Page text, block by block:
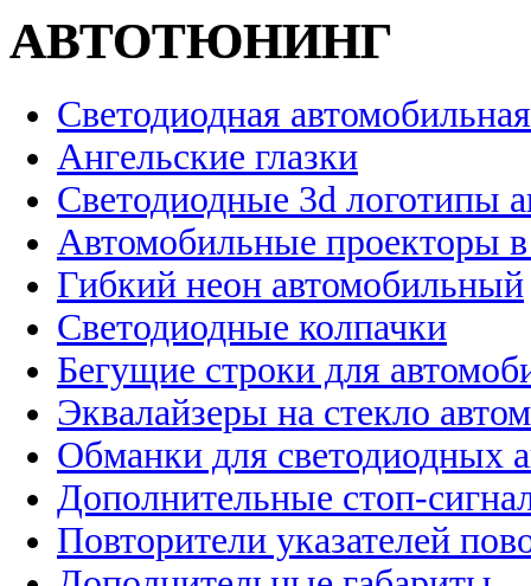
АВТОТЮНИНГ
Светодиодная
Ангельские глазки
Светодиодные 3d логотипы
Автомобильные проекторы
Гибкий неон автомобильный
Светодиодные колпачки
Бегущие строки для
Эквалайзеры на стекло
Обманки для светодиодных
Дополнительные стоп-
Повторители указателей